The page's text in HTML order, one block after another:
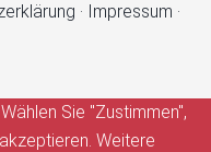
· Impressum ·
Sie "Zustimmen",
Weitere